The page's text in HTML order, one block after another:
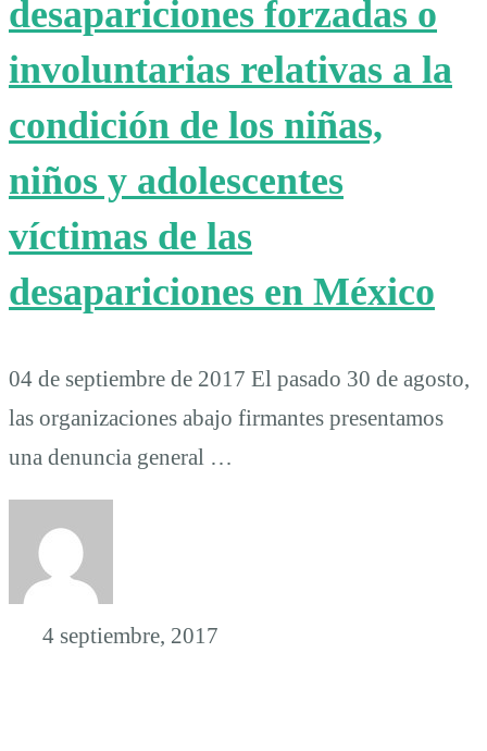
desapariciones forzadas o
involuntarias relativas a la
condición de los niñas,
niños y adolescentes
víctimas de las
desapariciones en México
04 de septiembre de 2017 El pasado 30 de agosto,
las organizaciones abajo firmantes presentamos
una denuncia general …
4 septiembre, 2017